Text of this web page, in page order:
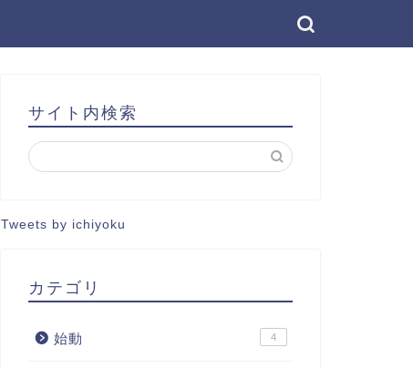
サイト内検索
Tweets by ichiyoku
カテゴリ
始動 4